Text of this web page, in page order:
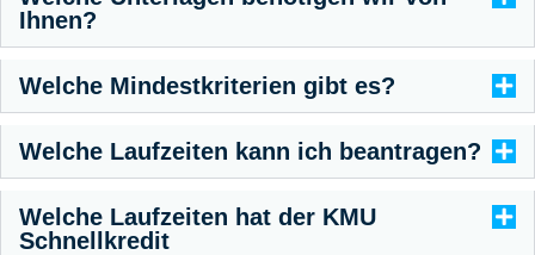
Ihnen?
Welche Mindestkriterien gibt es?
Welche Laufzeiten kann ich beantragen?
Welche Laufzeiten hat der KMU
Schnellkredit